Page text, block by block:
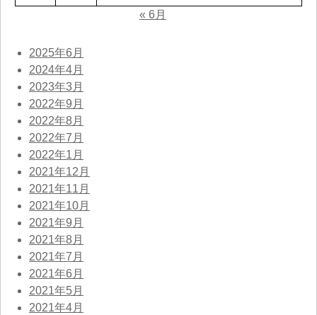
« 6月
2025年6月
2024年4月
2023年3月
2022年9月
2022年8月
2022年7月
2022年1月
2021年12月
2021年11月
2021年10月
2021年9月
2021年8月
2021年7月
2021年6月
2021年5月
2021年4月